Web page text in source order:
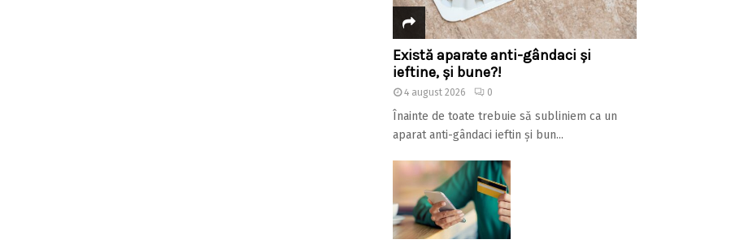
Există aparate anti-gândaci și
ieftine, și bune?!
4 august 2026 0
Înainte de toate trebuie să subliniem ca un
aparat anti-gândaci ieftin și bun...